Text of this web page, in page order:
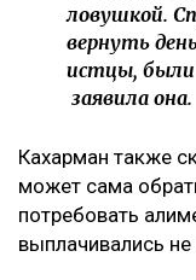
ловушкой.
вернуть
истцы, были
заявила она.
Кахарман также
может сама
потребовать
выплачивались